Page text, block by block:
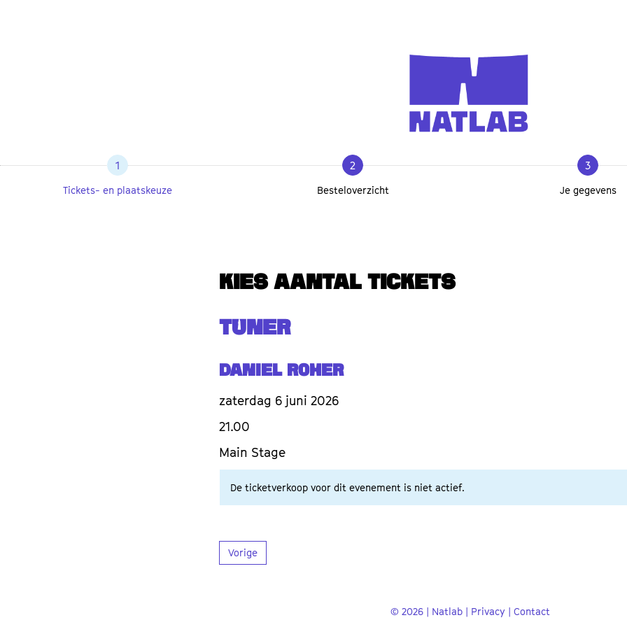
1
Tickets- en plaatskeuze
2
Besteloverzicht
3
Je gegevens
KIES AANTAL TICKETS
TUNER
Daniel Roher
zaterdag 6 juni 2026
21.00
Main Stage
De ticketverkoop voor dit evenement is niet actief.
Vorige
© 2026 | Natlab | Privacy | Contact